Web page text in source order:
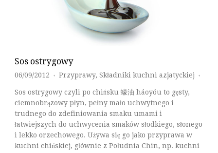
Sos ostrygowy
06/09/2012 ♦ Przyprawy, Składniki kuchni azjatyckiej ♦
Sos ostrygowy czyli po chińsku 蠔油 háoyóu to gęsty,
ciemnobrązowy płyn, pełny mało uchwytnego i
trudnego do zdefiniowania smaku umami i
łatwiejszych do uchwycenia smaków słodkiego, słonego
i lekko orzechowego. Używa się go jako przyprawa w
kuchni chińskiej, głównie z Południa Chin, np. kuchni